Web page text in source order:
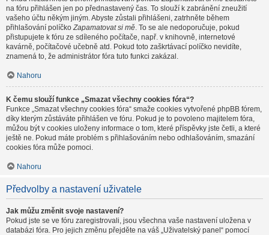
na fóru přihlášen jen po přednastavený čas. To slouží k zabránění zneužití
vašeho účtu někým jiným. Abyste zůstali přihlášeni, zatrhněte během
přihlašování políčkoZapamatovat si mě. To se ale nedoporučuje, pokud
přistupujete k fóru ze sdíleného počítače, např. v knihovně, internetové
kavárně, počítačové učebně atd. Pokud toto zaškrtávací políčko nevidíte,
znamená to, že administrátor fóra tuto funkci zakázal.
Nahoru
K čemu slouží funkce „Smazat všechny cookies fóra“?
Funkce „Smazat všechny cookies fóra“ smaže cookies vytvořené phpBB fórem,
díky kterým zůstáváte přihlášen ve fóru. Pokud je to povoleno majitelem fóra,
můžou být v cookies uloženy informace o tom, které příspěvky jste četli, a které
ještě ne. Pokud máte problém s přihlašováním nebo odhlašováním, smazání
cookies fóra může pomoci.
Nahoru
Předvolby a nastavení uživatele
Jak můžu změnit svoje nastavení?
Pokud jste se ve fóru zaregistrovali, jsou všechna vaše nastavení uložena v
databázi fóra. Pro jejich změnu přejděte na váš „Uživatelský panel“ pomocí